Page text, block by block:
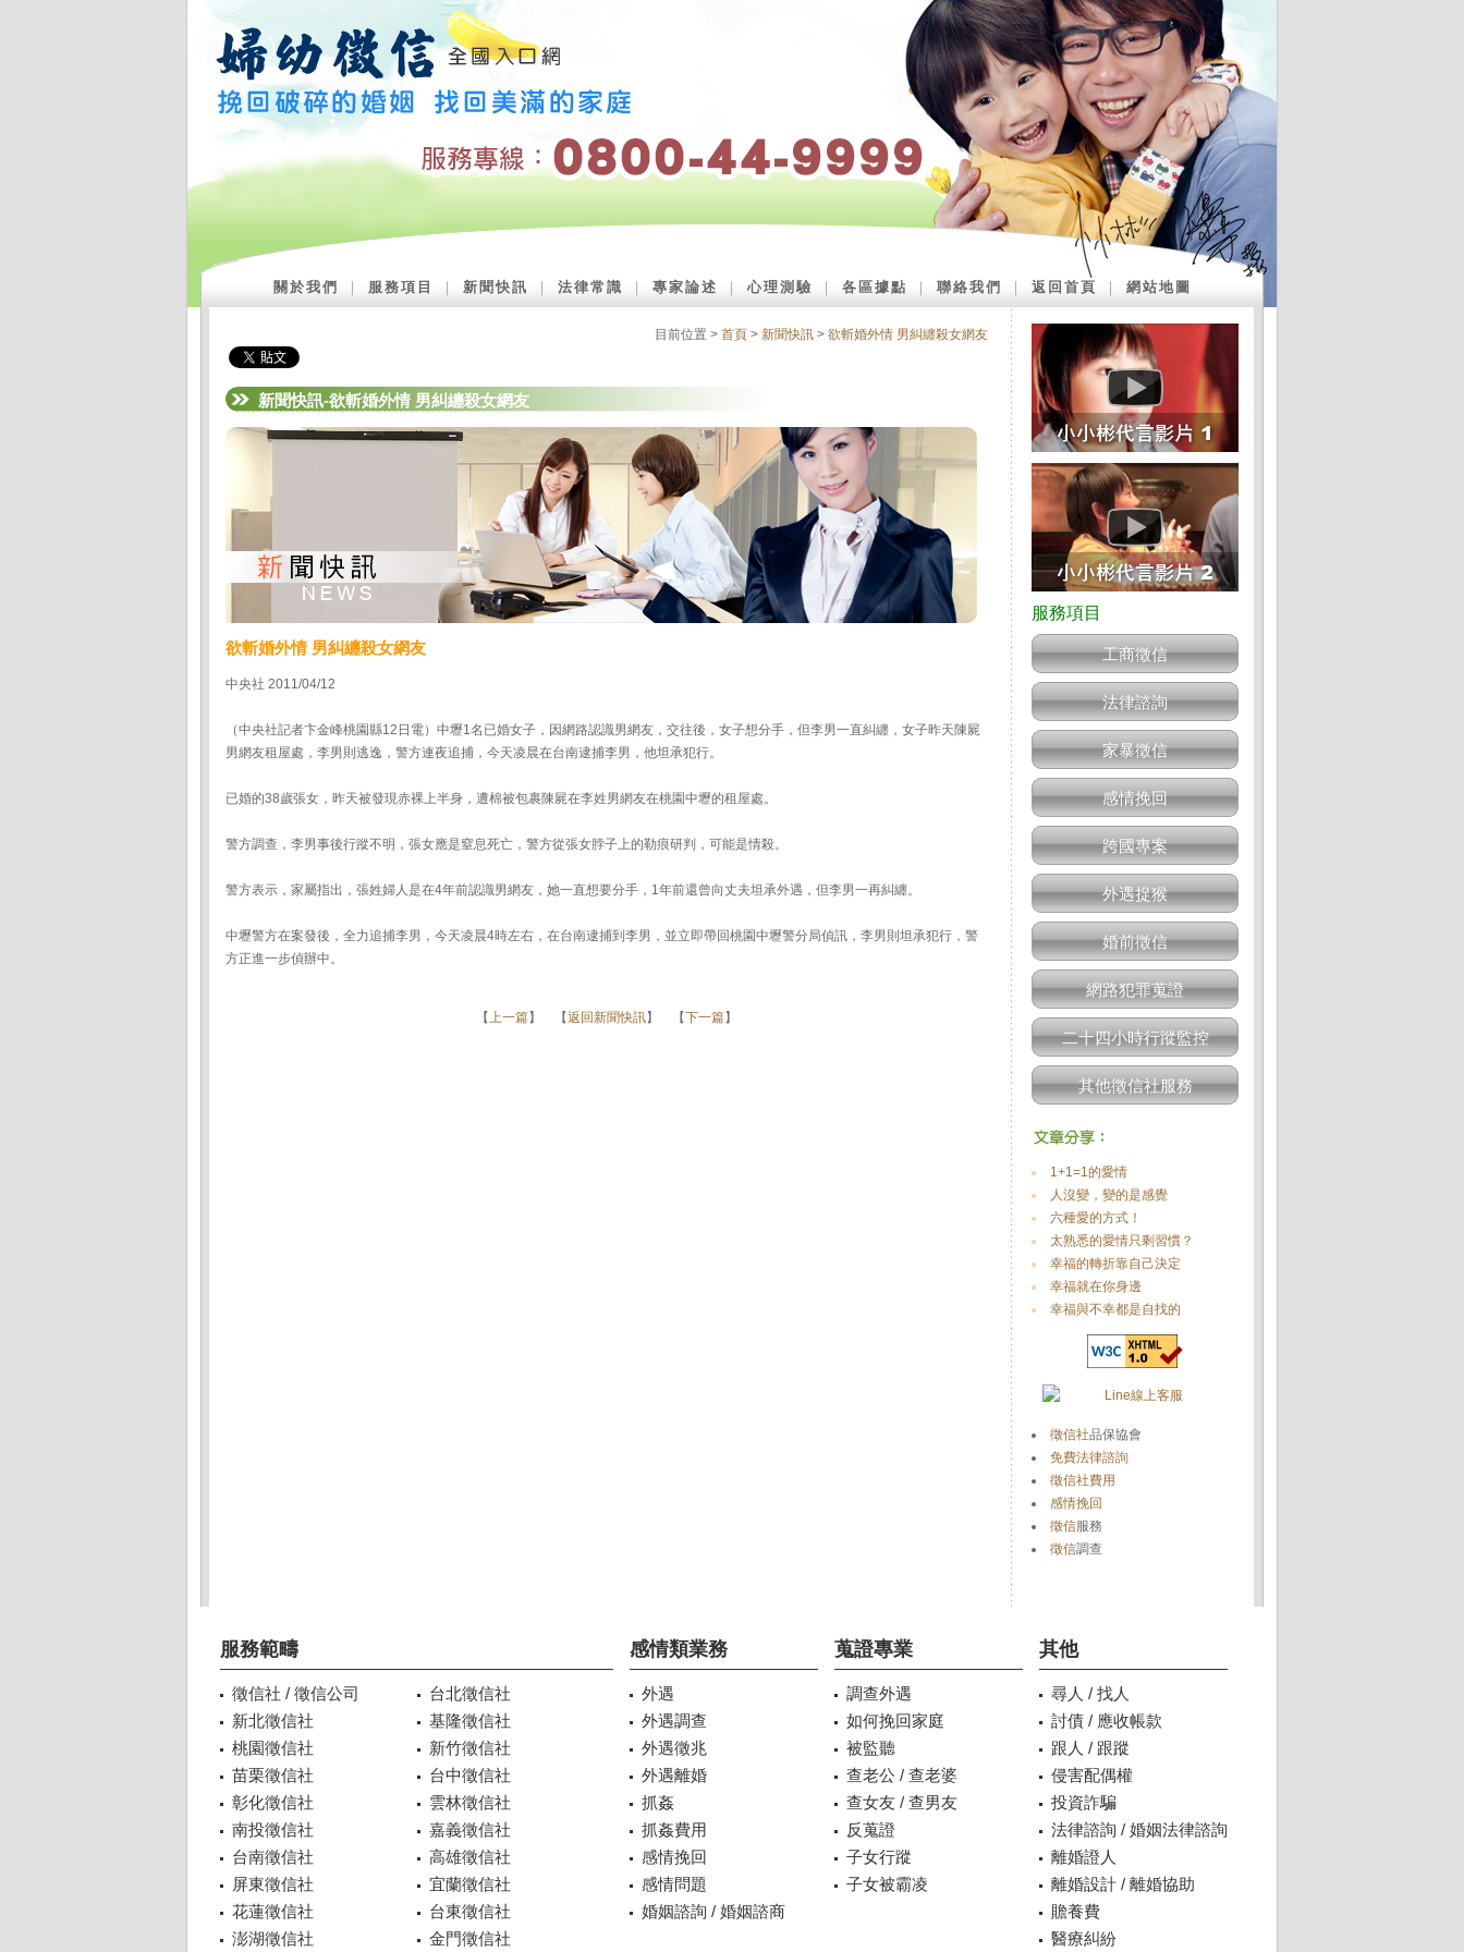
關於我們 服務項目 新聞快訊 法律常識 專家論述 ｜心理測驗 各區據點 聯絡我們 返回首頁 網站地圖
目前位置 > 首頁 > 新聞快訊 > 欲斬婚外情 男糾纏殺女網友
新聞快訊-欲斬婚外情 男糾纏殺女網友
欲斬婚外情 男糾纏殺女網友
中央社 2011/04/12
（中央社記者卞金峰桃園縣12日電）中壢1名已婚女子，因網路認識男網友，交往後，女子想分手，但李男一直糾纏，女子昨天陳屍
男網友租屋處，李男則逃逸，警方連夜追捕，今天凌晨在台南逮捕李男，他坦承犯行。
已婚的38歲張女，昨天被發現赤裸上半身，遭棉被包裹陳屍在李姓男網友在桃園中壢的租屋處。
警方調查，李男事後行蹤不明，張女應是窒息死亡，警方從張女脖子上的勒痕研判，可能是情殺。
警方表示，家屬指出，張姓婦人是在4年前認識男網友，她一直想要分手，1年前還曾向丈夫坦承外遇，但李男一再糾纏。
中壢警方在案發後，全力追捕李男，今天凌晨4時左右，在台南逮捕到李男，並立即帶回桃園中壢警分局偵訊，李男則坦承犯行，警
方正進一步偵辦中。
【上一篇】 【返回新聞快訊】 【下一篇】
工商徵信
法律諮詢
家暴徵信
感情挽回
跨國專案
外遇捉猴
婚前徵信
網路犯罪蒐證
二十四小時行蹤監控
其他徵信社服務
1+1=1的愛情
人沒變，變的是感覺
六種愛的方式！
太熟悉的愛情只剩習慣？
幸福的轉折靠自己決定
幸福就在你身邊
幸福與不幸都是自找的
徵信社品保協會
免費法律諮詢
徵信社費用
感情挽回
徵信服務
徵信調查
服務範疇
徵信社 / 徵信公司
台北徵信社
新北徵信社
基隆徵信社
桃園徵信社
新竹徵信社
苗栗徵信社
台中徵信社
彰化徵信社
雲林徵信社
南投徵信社
嘉義徵信社
台南徵信社
高雄徵信社
屏東徵信社
宜蘭徵信社
花蓮徵信社
台東徵信社
澎湖徵信社
金門徵信社
感情類業務
外遇
外遇調查
外遇徵兆
外遇離婚
抓姦
抓姦費用
感情挽回
感情問題
婚姻諮詢 / 婚姻諮商
蒐證專業
調查外遇
如何挽回家庭
被監聽
查老公 / 查老婆
查女友 / 查男友
反蒐證
子女行蹤
子女被霸凌
其他
尋人 / 找人
討債 / 應收帳款
跟人 / 跟蹤
侵害配偶權
投資詐騙
法律諮詢 / 婚姻法律諮詢
離婚證人
離婚設計 / 離婚協助
贍養費
醫療糾紛